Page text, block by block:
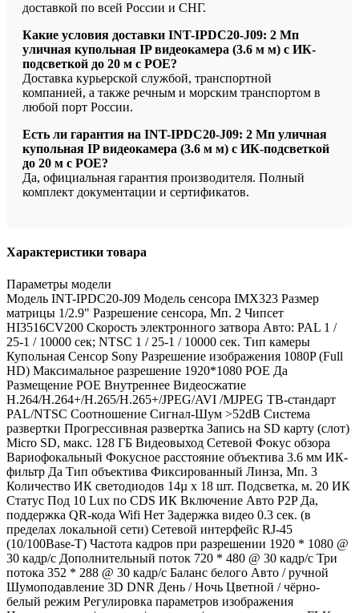
доставкой по всей России и СНГ.
Какие условия доставки INT-IPDC20-J09: 2 Мп
уличная купольная IP видеокамера (3.6 м м) с ИК-
подсветкой до 20 м с POE?
Доставка курьерской службой, транспортной
компанией, а также речным и морским транспортом в
любой порт России.
Есть ли гарантия на INT-IPDC20-J09: 2 Мп уличная
купольная IP видеокамера (3.6 м м) с ИК-подсветкой
до 20 м с POE?
Да, официальная гарантия производителя. Полный
комплект документации и сертификатов.
Характеристики товара
Параметры модели
Модель INT-IPDC20-J09 Модель сенсора IMX323 Размер
матрицы 1/2.9" Разрешение сенсора, Мп. 2 Чипсет
HI3516CV200 Скорость электронного затвора Авто: PAL 1 /
25-1 / 10000 сек; NTSC 1 / 25-1 / 10000 сек. Тип камеры
Купольная Сенсор Sony Разрешение изображения 1080P (Full
HD) Максимальное разрешение 1920*1080 POE Да
Размещение POE Внутреннее Видеосжатие
H.264/H.264+/H.265/H.265+/JPEG/AVI /MJPEG ТВ-стандарт
PAL/NTSC Соотношение Сигнал-Шум >52dB Система
развертки Прогрессивная развертка Запись на SD карту (слот)
Micro SD, макс. 128 ГБ Видеовыход Сетевой Фокус обзора
Вариофокальный Фокусное расстояние объектива 3.6 мм ИК-
фильтр Да Тип объектива Фиксированный Линза, Мп. 3
Количество ИК светодиодов 14µ x 18 шт. Подсветка, м. 20 ИК
Статус Под 10 Lux по CDS ИК Включение Авто P2P Да,
поддержка QR-кода Wifi Нет Задержка видео 0.3 сек. (в
пределах локальной сети) Сетевой интерфейс RJ-45
(10/100Base-T) Частота кадров при разрешении 1920 * 1080 @
30 кадр/с Дополнительный поток 720 * 480 @ 30 кадр/с Три
потока 352 * 288 @ 30 кадр/с Баланс белого Авто / ручной
Шумоподавление 3D DNR День / Ночь Цветной / чёрно-
белый режим Регулировка параметров изображения